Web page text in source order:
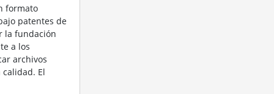
formato
patentes de
la fundación
a los
archivos
El